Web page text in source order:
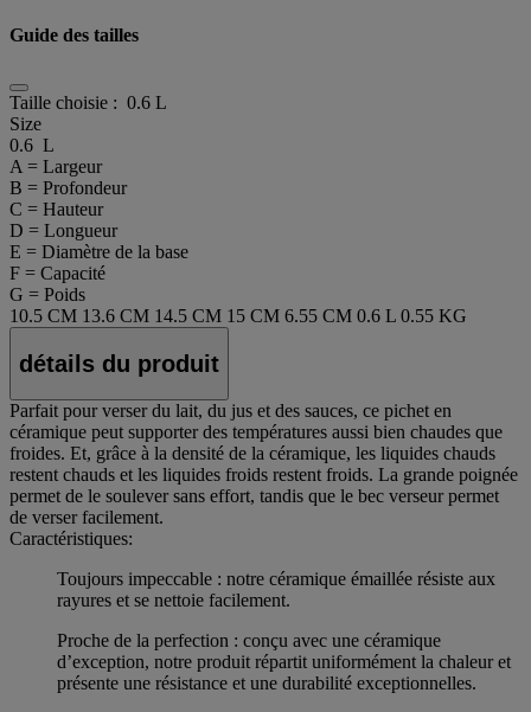
Guide des tailles
Taille choisie : 0.6 L
Size
0.6 L
A = Largeur
B = Profondeur
C = Hauteur
D = Longueur
E = Diamètre de la base
F = Capacité
G = Poids
10.5 CM 13.6 CM 14.5 CM 15 CM 6.55 CM 0.6 L 0.55 KG
détails du produit
Parfait pour verser du lait, du jus et des sauces, ce pichet en
céramique peut supporter des températures aussi bien chaudes que
froides. Et, grâce à la densité de la céramique, les liquides chauds
restent chauds et les liquides froids restent froids. La grande poignée
permet de le soulever sans effort, tandis que le bec verseur permet
de verser facilement.
Caractéristiques:
Toujours impeccable : notre céramique émaillée résiste aux
rayures et se nettoie facilement.
Proche de la perfection : conçu avec une céramique
d’exception, notre produit répartit uniformément la chaleur et
présente une résistance et une durabilité exceptionnelles.